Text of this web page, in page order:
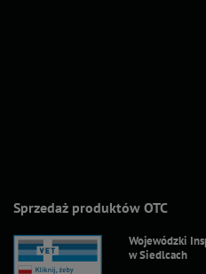
Sprzedaż produktów OTC
Wojewódzki
w Siedlcach